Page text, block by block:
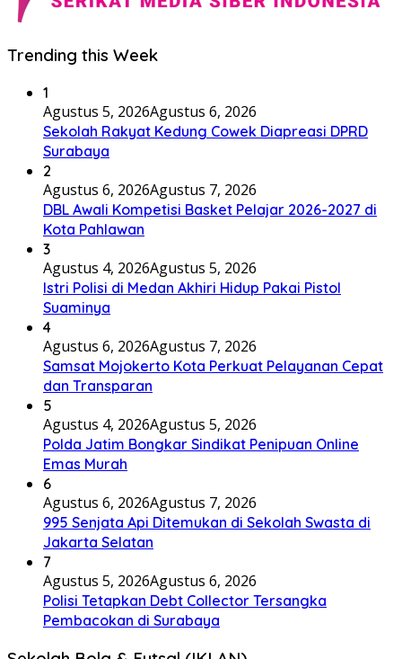
Trending this Week
1
Agustus 5, 2026Agustus 6, 2026
Sekolah Rakyat Kedung Cowek Diapreasi DPRD
Surabaya
2
Agustus 6, 2026Agustus 7, 2026
DBL Awali Kompetisi Basket Pelajar 2026-2027 di
Kota Pahlawan
3
Agustus 4, 2026Agustus 5, 2026
Istri Polisi di Medan Akhiri Hidup Pakai Pistol
Suaminya
4
Agustus 6, 2026Agustus 7, 2026
Samsat Mojokerto Kota Perkuat Pelayanan Cepat
dan Transparan
5
Agustus 4, 2026Agustus 5, 2026
Polda Jatim Bongkar Sindikat Penipuan Online
Emas Murah
6
Agustus 6, 2026Agustus 7, 2026
995 Senjata Api Ditemukan di Sekolah Swasta di
Jakarta Selatan
7
Agustus 5, 2026Agustus 6, 2026
Polisi Tetapkan Debt Collector Tersangka
Pembacokan di Surabaya